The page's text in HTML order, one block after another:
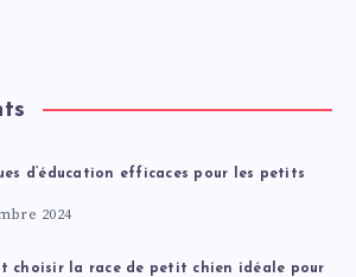
d’éducation efficaces pour les petits
2024
choisir la race de petit chien idéale pour